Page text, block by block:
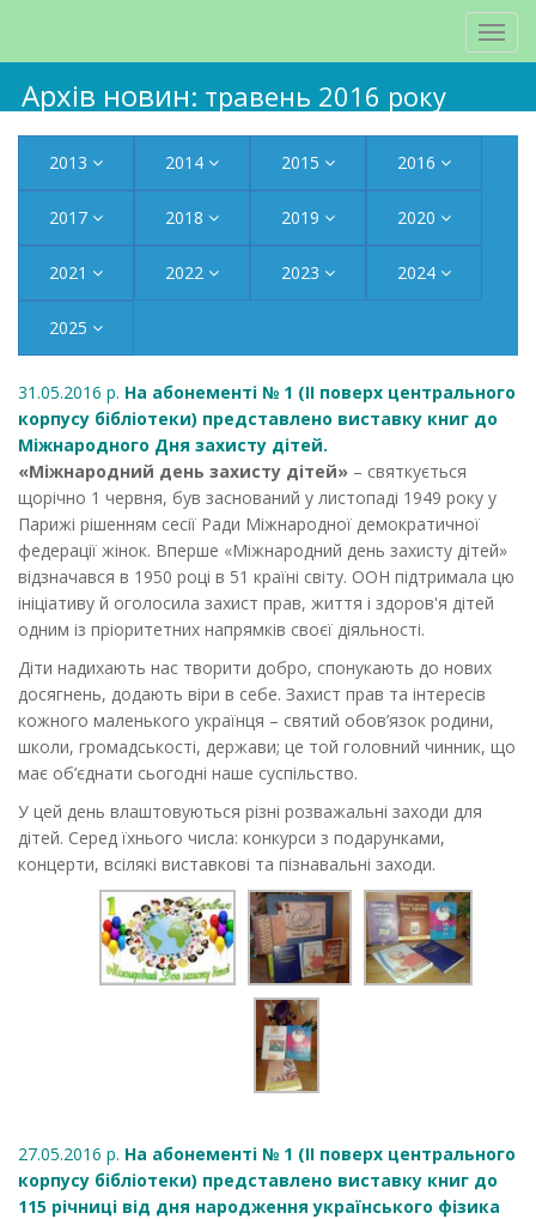
Архів новин: травень 2016 року
2013 2014 2015 2016
2017 2018 2019 2020
2021 2022 2023 2024
2025
31.05.2016 р. На абонементі № 1 (ІІ поверх центрального
корпусу бібліотеки) представлено виставку книг до
Міжнародного Дня захисту дітей.
«Міжнародний день захисту дітей» – святкується
щорічно 1 червня, був заснований у листопаді 1949 року у
Парижі рішенням сесії Ради Міжнародної демократичної
федерації жінок. Вперше «Міжнародний день захисту дітей»
відзначався в 1950 році в 51 країні світу. ООН підтримала цю
ініціативу й оголосила захист прав, життя і здоров'я дітей
одним із пріоритетних напрямків своєї діяльності.
Діти надихають нас творити добро, спонукають до нових
досягнень, додають віри в себе. Захист прав та інтересів
кожного маленького українця – святий обов’язок родини,
школи, громадськості, держави; це той головний чинник, що
має об’єднати сьогодні наше суспільство.
У цей день влаштовуються різні розважальні заходи для
дітей. Серед їхнього числа: конкурси з подарунками,
концерти, всілякі виставкові та пізнавальні заходи.
27.05.2016 р. На абонементі № 1 (ІІ поверх центрального
корпусу бібліотеки) представлено виставку книг до
115 річниці від дня народження українського фізика